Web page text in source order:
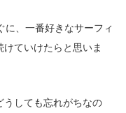
に、一番好きなサーフィ
ていけたらと思いま
しても忘れがちなの